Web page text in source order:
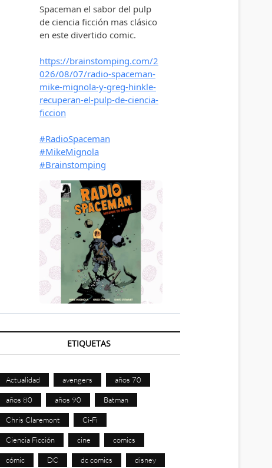
ETIQUETAS
Actualidad avengers años 70
años 80 años 90 Batman
Chris Claremont Ci-Fi
Ciencia Ficción cine comics
cómic DC dc comics disney